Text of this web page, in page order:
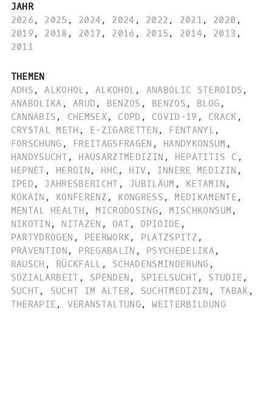
JAHR
2026 , 2025 , 2024, 2024 , 2022 , 2021 , 2020 ,
2019, 2018 , 2017 , 2016 , 2015 , 2014, 2013 ,
2011
THEMEN
ADHS , ALKOHOL , ALKOHOL , ANABOLIC STEROIDS ,
ANABOLIKA , ARUD , BENZOS , BENZOS , BLOG ,
CANNABIS , CHEMSEX , COPD , COVID-19 , CRACK ,
CRYSTAL METH , E-ZIGARETTEN , FENTANYL ,
FORSCHUNG , FREITAGSFRAGEN , HANDYKONSUM ,
HANDYSUCHT, HAUSARZTMEDIZIN , HEPATITIS C ,
HEPNET , HEROIN , HHC , HIV , INNERE MEDIZIN ,
IPED , JAHRESBERICHT , JUBILÄUM , KETAMIN ,
KOKAIN , KONFERENZ , KONGRESS , MEDIKAMENTE ,
MENTAL HEALTH , MICRODOSING, MISCHKONSUM ,
NIKOTIN , NITAZEN , OAT, OPIOIDE ,
PARTYDROGEN , PEERWORK, PLATZSPITZ ,
PRÄVENTION , PREGABALIN , PSYCHEDELIKA,
RAUSCH , RÜCKFALL , SCHADENSMINDERUNG ,
SOZIALARBEIT , SPENDEN , SPIELSUCHT, STUDIE ,
SUCHT, SUCHT IM ALTER, SUCHTMEDIZIN , TABAK ,
THERAPIE , VERANSTALTUNG, WEITERBILDUNG